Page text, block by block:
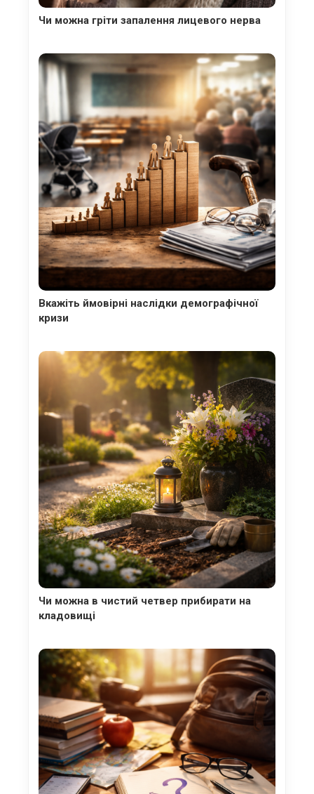
Чи можна гріти запалення лицевого нерва
Вкажіть ймовірні наслідки демографічної
кризи
Чи можна в чистий четвер прибирати на
кладовищі